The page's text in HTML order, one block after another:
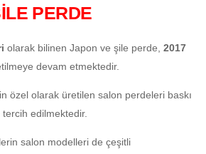
PERDE
olarak bilinen Japon ve şile perde, 2017
devam etmektedir.
özel olarak üretilen salon perdeleri baskı
edilmektedir.
salon modelleri de çeşitli